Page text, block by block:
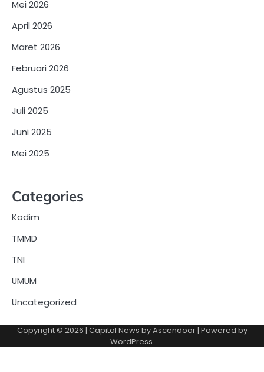
Mei 2026
April 2026
Maret 2026
Februari 2026
Agustus 2025
Juli 2025
Juni 2025
Mei 2025
Categories
Kodim
TMMD
TNI
UMUM
Uncategorized
Copyright © 2026 | Capital News byAscendoor| Powered by
WordPress.